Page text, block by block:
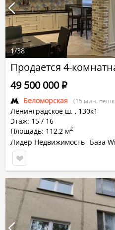
Продается 4-
Беломорская (15 мин.
Ленинградское ш. , 130к1
Этаж: 15 / 16
Площадь: 112,2 м2
49 500 000Р
Лидер Недвижимость База
1/38